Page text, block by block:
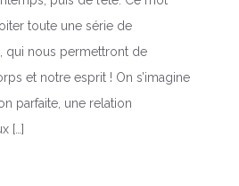
toute une série de
qui nous permettront de
et notre esprit ! On s’imagine
parfaite, une relation
[…]